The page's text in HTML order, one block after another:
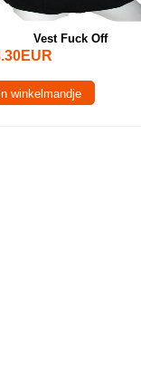
Vest Fuck Off
In winkelmandje